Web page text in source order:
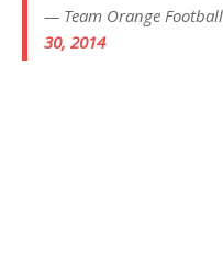
— Team Orange
30, 2014